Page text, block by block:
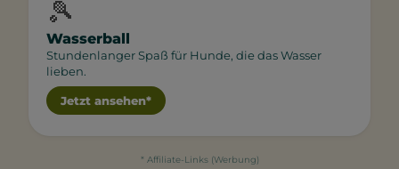
🎾
Wasserball
Stundenlanger Spaß für Hunde, die das Wasser
lieben.
Jetzt ansehen*
* Affiliate-Links (Werbung)